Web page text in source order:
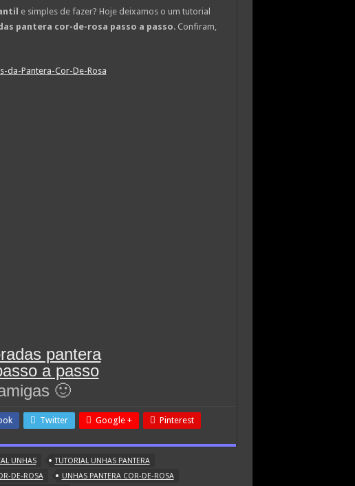
e simples de fazer? Hoje deixamos o um tutorial
pantera cor-de-rosa passo a passo. Confiram,
🙂
Twitter Google + Pinterest
UNHAS
TUTORIAL UNHAS PANTERA
DE-ROSA
UNHAS PANTERA COR-DE-ROSA